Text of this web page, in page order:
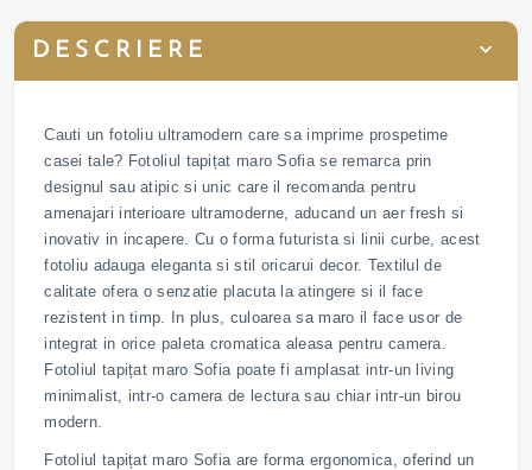
DESCRIERE
Cauti un fotoliu ultramodern care sa imprime prospetime
casei tale? Fotoliul tapițat maro Sofia se remarca prin
designul sau atipic si unic care il recomanda pentru
amenajari interioare ultramoderne, aducand un aer fresh si
inovativ in incapere. Cu o forma futurista si linii curbe, acest
fotoliu adauga eleganta si stil oricarui decor. Textilul de
calitate ofera o senzatie placuta la atingere si il face
rezistent in timp. In plus, culoarea sa maro il face usor de
integrat in orice paleta cromatica aleasa pentru camera.
Fotoliul tapițat maro Sofia poate fi amplasat intr-un living
minimalist, intr-o camera de lectura sau chiar intr-un birou
modern.
Fotoliul tapițat maro Sofia are forma ergonomica, oferind un